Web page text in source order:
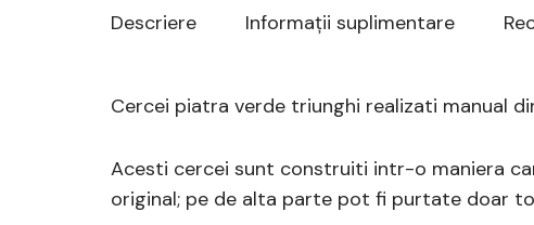
Descriere Informații suplimentare
Cercei piatra verde triunghi realizati manual
Acesti cercei sunt construiti intr-o maniera
original; pe de alta parte pot fi purtate doar